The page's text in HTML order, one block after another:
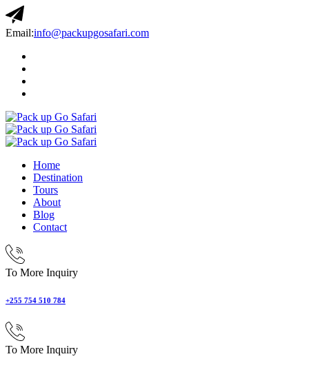
Email:info@packupgosafari.com
Home
Destination
Tours
About
Blog
Contact
To More Inquiry
+255 754 510 784
To More Inquiry